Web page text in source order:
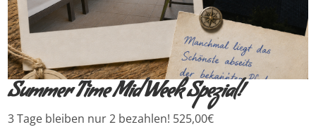
Summer Time Mid Week Spezial!
3 Tage bleiben nur 2 bezahlen! 525,00€